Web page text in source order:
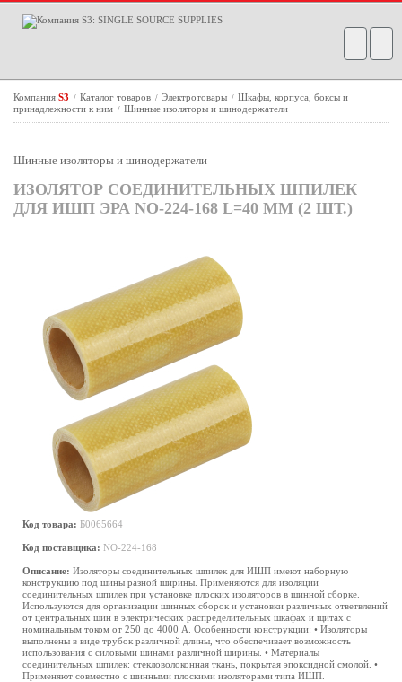
Компания S3 / Каталог товаров / Электротовары / Шкафы, корпуса, боксы и
принадлежности к ним / Шинные изоляторы и шинодержатели
Шинные изоляторы и шинодержатели
ИЗОЛЯТОР СОЕДИНИТЕЛЬНЫХ ШПИЛЕК
ДЛЯ ИШП ЭРА NO-224-168 L=40 ММ (2 ШТ.)
Код товара: Б0065664
Код поставщика: NO-224-168
Описание: Изоляторы соединительных шпилек для ИШП имеют наборную
конструкцию под шины разной ширины. Применяются для изоляции
соединительных шпилек при установке плоских изоляторов в шинной сборке.
Используются для организации шинных сборок и установки различных ответвлений
от центральных шин в электрических распределительных шкафах и щитах с
номинальным током от 250 до 4000 A. Особенности конструкции: • Изоляторы
выполнены в виде трубок различной длины, что обеспечивает возможность
использования с силовыми шинами различной ширины. • Материалы
соединительных шпилек: стекловолоконная ткань, покрытая эпоксидной смолой. •
Применяют совместно с шинными плоскими изоляторами типа ИШП.